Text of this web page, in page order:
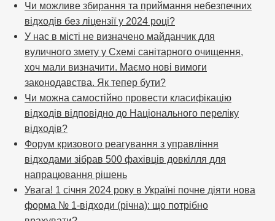
Чи можливе збирання та приймання небезпечних
відходів без ліцензії у 2024 році?
У нас в місті не визначено майданчик для
вуличного змету у Схемі санітарного очищення,
хоч мали визначити. Маємо нові вимоги
законодавства. Як тепер бути?
Чи можна самостійно провести класифікацію
відходів відповідно до Національного переліку
відходів?
Форум кризового реагування з управління
відходами зібрав 500 фахівців довкілля для
напрацювання рішень
Увага! 1 січня 2024 року в Україні почне діяти нова
форма № 1-відходи (річна): що потрібно